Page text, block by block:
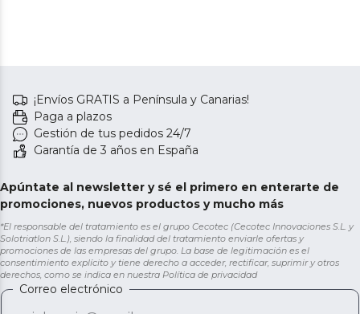
¡Envíos GRATIS a Península y Canarias!
Paga a plazos
Gestión de tus pedidos 24/7
Garantía de 3 años en España
Apúntate al newsletter y sé el primero en enterarte de
promociones, nuevos productos y mucho más
*El responsable del tratamiento es el grupo Cecotec (Cecotec Innovaciones S.L. y
Solotriatlon S.L.), siendo la finalidad del tratamiento enviarle ofertas y
promociones de las empresas del grupo. La base de legitimación es el
consentimiento explícito y tiene derecho a acceder, rectificar, suprimir y otros
derechos, como se indica en nuestra Política de privacidad
Correo electrónico